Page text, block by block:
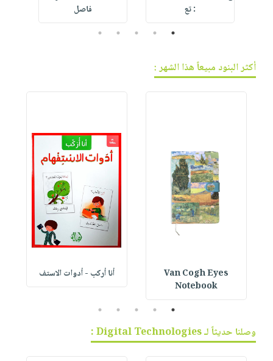
: تع
فاصل
1
2
3
4
5
أكثر البنود مبيعاً هذا الشهر :
Van Cogh Eyes
Notebook
أنا أركب - أدوات الاستف
1
2
3
4
5
وصلنا حديثاً لـ Digital Technologies :